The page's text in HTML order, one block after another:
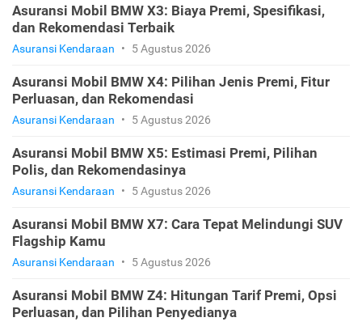
Asuransi Mobil BMW X3: Biaya Premi, Spesifikasi,
dan Rekomendasi Terbaik
Asuransi Kendaraan • 5 Agustus 2026
Asuransi Mobil BMW X4: Pilihan Jenis Premi, Fitur
Perluasan, dan Rekomendasi
Asuransi Kendaraan • 5 Agustus 2026
Asuransi Mobil BMW X5: Estimasi Premi, Pilihan
Polis, dan Rekomendasinya
Asuransi Kendaraan • 5 Agustus 2026
Asuransi Mobil BMW X7: Cara Tepat Melindungi SUV
Flagship Kamu
Asuransi Kendaraan • 5 Agustus 2026
Asuransi Mobil BMW Z4: Hitungan Tarif Premi, Opsi
Perluasan, dan Pilihan Penyedianya